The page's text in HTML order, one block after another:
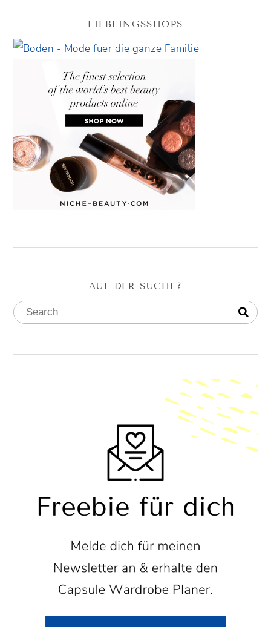
LIEBLINGSSHOPS
AUF DER SUCHE?